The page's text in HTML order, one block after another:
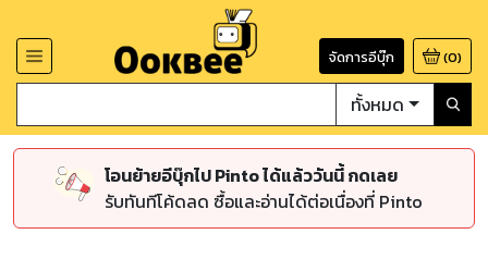
จัดการอีบุ๊ก (0)
ทั้งหมด
โอนย้ายอีบุ๊กไป Pinto ได้แล้ววันนี้ กดเลย
รับทันทีโค้ดลด ซื้อและอ่านได้ต่อเนื่องที่ Pinto